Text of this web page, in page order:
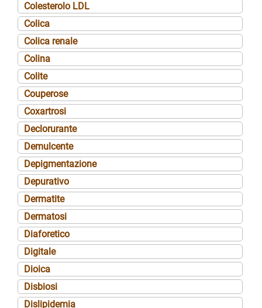
Colesterolo LDL
Colica
Colica renale
Colina
Colite
Couperose
Coxartrosi
Declorurante
Demulcente
Depigmentazione
Depurativo
Dermatite
Dermatosi
Diaforetico
Digitale
Dioica
Disbiosi
Dislipidemia